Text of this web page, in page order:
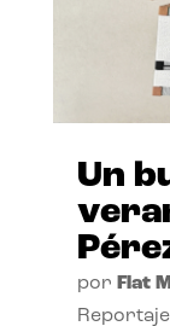
Un
por Flat
Reportaje